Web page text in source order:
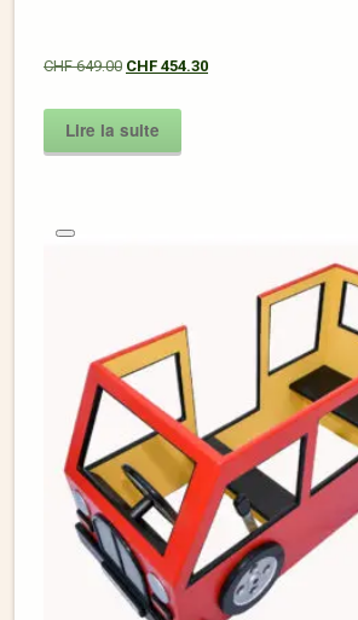
CHF649.00 CHF 454.30
Lire la suite